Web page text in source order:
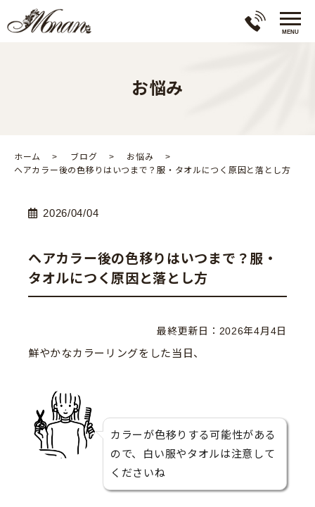
お悩み
ホーム ブログ
お悩み
ヘアカラー後の色移りはいつまで？服・タオルにつく原因と落とし方
2026/04/04
ヘアカラー後の色移りはいつまで？服・
タオルにつく原因と落とし方
最終更新日： 2026年4月4日
鮮やかなカラーリングをした当日、
カラーが色移りする可能性がある
ので、白い服やタオルは注意して
くださいね